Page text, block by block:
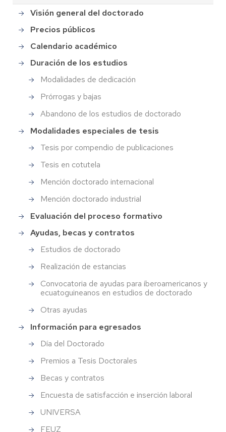
Visión general del doctorado
Precios públicos
Calendario académico
Duración de los estudios
Modalidades de dedicación
Prórrogas y bajas
Abandono de los estudios de doctorado
Modalidades especiales de tesis
Tesis por compendio de publicaciones
Tesis en cotutela
Mención doctorado internacional
Mención doctorado industrial
Evaluación del proceso formativo
Ayudas, becas y contratos
Estudios de doctorado
Realización de estancias
Convocatoria de ayudas para iberoamericanos y
ecuatoguineanos en estudios de doctorado
Otras ayudas
Información para egresados
Día del Doctorado
Premios a Tesis Doctorales
Becas y contratos
Encuesta de satisfacción e inserción laboral
UNIVERSA
FEUZ